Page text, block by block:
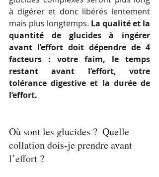
à digérer et donc libérés lentement
mais plus longtemps. La qualité et la
quantité de glucides à ingérer
avant l’effort doit dépendre de 4
facteurs : votre faim, le temps
restant avant l’effort, votre
tolérance digestive et la durée de
l’effort.
Où sont les glucides ?  Quelle
collation dois-je prendre avant
l’effort ?